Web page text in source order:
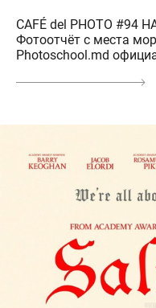
CAFÉ del PHOTO #94
Фотоотчёт с места
Photoschool.md